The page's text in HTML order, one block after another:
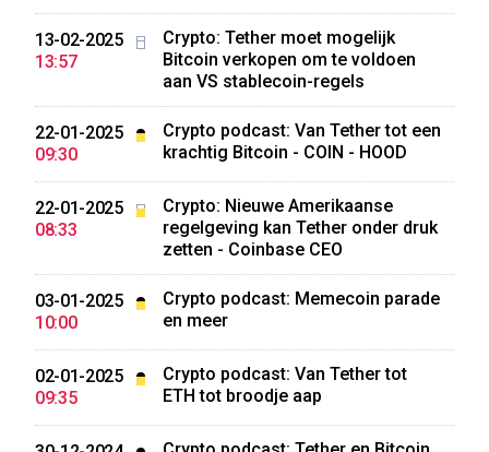
13-02-2025
13:57
Crypto: Tether moet mogelijk
Bitcoin verkopen om te voldoen
aan VS stablecoin-regels
22-01-2025
09:30
Crypto podcast: Van Tether tot een
krachtig Bitcoin - COIN - HOOD
22-01-2025
08:33
Crypto: Nieuwe Amerikaanse
regelgeving kan Tether onder druk
zetten - Coinbase CEO
03-01-2025
10:00
Crypto podcast: Memecoin parade
en meer
02-01-2025
09:35
Crypto podcast: Van Tether tot
ETH tot broodje aap